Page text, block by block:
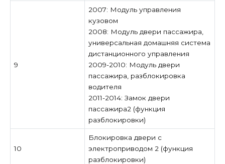
9
2007: Модуль управления
кузовом
2008: Модуль двери пассажира,
универсальная домашняя система
дистанционного управления
2009-2010: Модуль двери
пассажира, разблокировка
водителя
2011-2014: Замок двери
пассажира2 (функция
разблокировки)
10
Блокировка двери с
электроприводом 2 (функция
разблокировки)